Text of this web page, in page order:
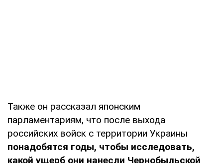
Также он рассказал японским
парламентариям, что после выхода
российских войск с территории Украины
понадобятся годы, чтобы исследовать,
какой ущерб они нанесли Чернобыльской